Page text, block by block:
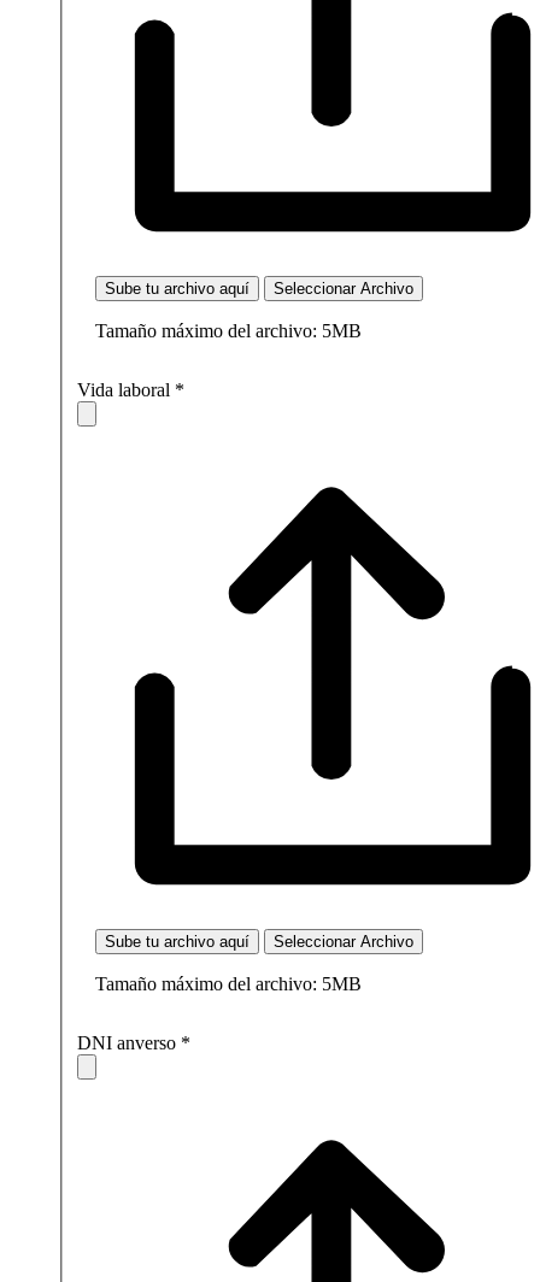
Sube tu archivo aquí Seleccionar Archivo
Tamaño máximo del archivo: 5MB
Vida laboral *
Sube tu archivo aquí Seleccionar Archivo
Tamaño máximo del archivo: 5MB
DNI anverso *